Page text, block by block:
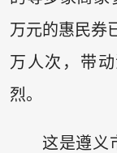
万元的惠民券
万人次，带
烈。
这是遵义